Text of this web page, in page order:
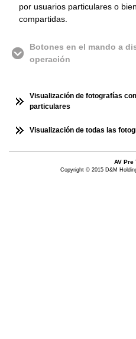
por usuarios particulares o
compartidas.
Botones en el mando a
operación
Visualización de fotografías
particulares
Visualización de todas las
AV Pre
Copyright © 2015 D&M